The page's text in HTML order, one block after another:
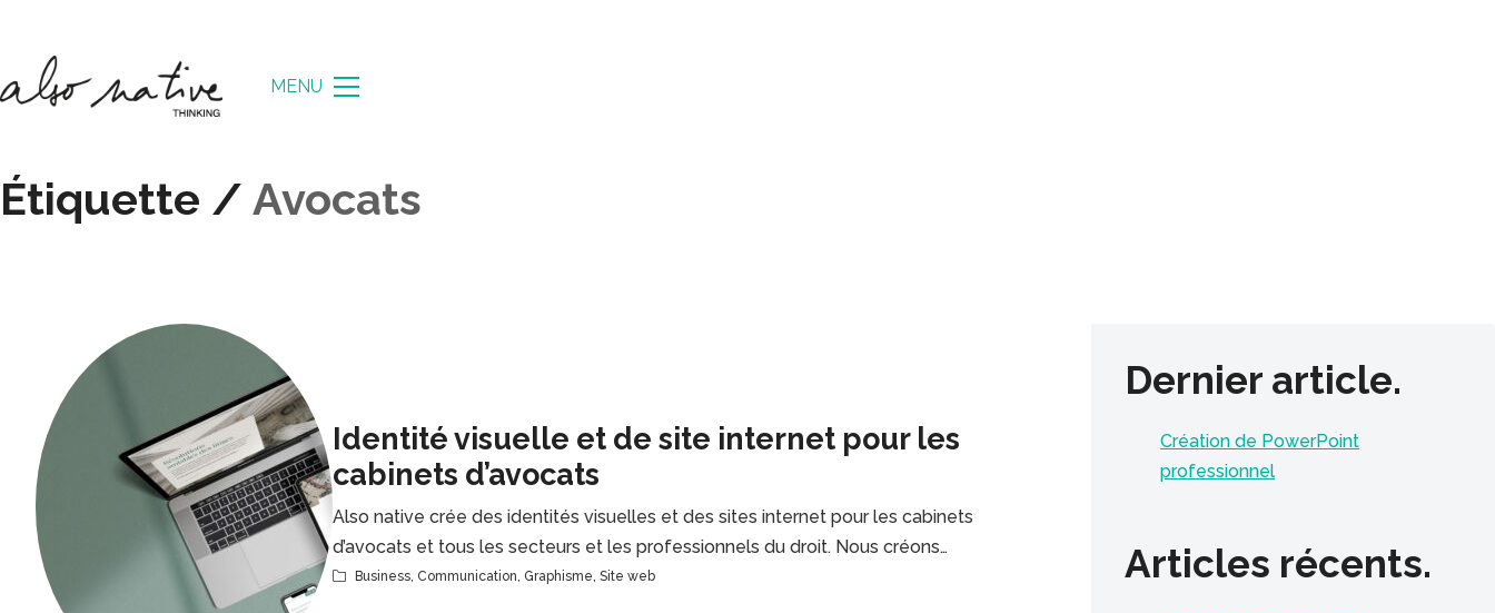
MENU
Étiquette / Avocats
Identité visuelle et de site internet pour les
cabinets d’avocats
Also native crée des identités visuelles et des sites internet pour les cabinets
d’avocats et tous les secteurs et les professionnels du droit. Nous créons…
Business Communication Graphisme ,Site web
Dernier article.
Création de PowerPoint
professionnel
Articles récents.